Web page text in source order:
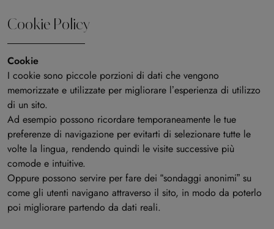
Cookie Policy
Cookie
I cookie sono piccole porzioni di dati che vengono
memorizzate e utilizzate per migliorare l’esperienza di utilizzo
di un sito.
Ad esempio possono ricordare temporaneamente le tue
preferenze di navigazione per evitarti di selezionare tutte le
volte la lingua, rendendo quindi le visite successive più
comode e intuitive.
Oppure possono servire per fare dei “sondaggi anonimi” su
come gli utenti navigano attraverso il sito, in modo da poterlo
poi migliorare partendo da dati reali.